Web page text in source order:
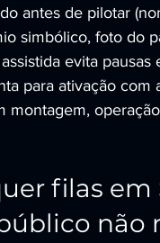
antes de pilotar
simbólico, foto do
evita pausas
para ativação com
montagem,
filas em
não